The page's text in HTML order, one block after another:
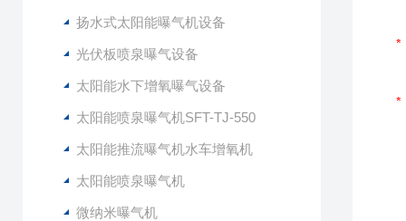
扬水式太阳能曝气机设备
光伏板喷泉曝气设备
太阳能水下增氧曝气设备
太阳能喷泉曝气机SFT-TJ-550
太阳能推流曝气机水车增氧机
太阳能喷泉曝气机
微纳米曝气机